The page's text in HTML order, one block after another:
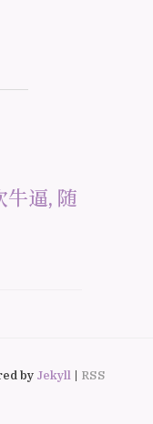
牛逼, 随
by Jekyll | RSS